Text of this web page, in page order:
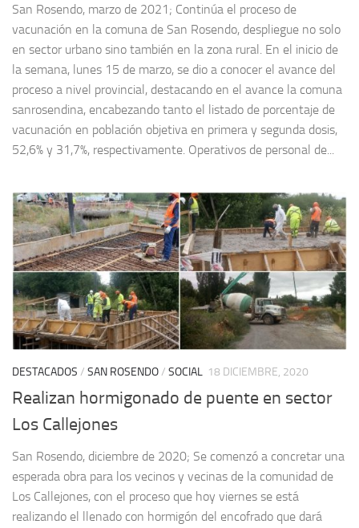
San Rosendo, marzo de 2021; Continúa el proceso de
vacunación en la comuna de San Rosendo, despliegue no solo
en sector urbano sino también en la zona rural. En el inicio de
la semana, lunes 15 de marzo, se dio a conocer el avance del
proceso a nivel provincial, destacando en el avance la comuna
sanrosendina, encabezando tanto el listado de porcentaje de
vacunación en población objetiva en primera y segunda dosis,
52,6% y 31,7%, respectivamente. Operativos de personal de...
DESTACADOS / SAN ROSENDO/ SOCIAL 18 DICIEMBRE, 2020
Realizan hormigonado de puente en sector
Los Callejones
San Rosendo, diciembre de 2020; Se comenzó a concretar una
esperada obra para los vecinos y vecinas de la comunidad de
Los Callejones, con el proceso que hoy viernes se está
realizando el llenado con hormigón del encofrado que dará